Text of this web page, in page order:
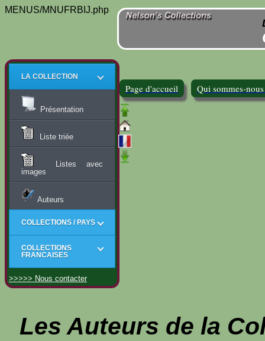
MENUS/MNUFRBIJ.php
LA COLLECTION
Présentation
Liste triée
Listes avec
images
Auteurs
COLLECTIONS / PAYS
COLLECTIONS
FRANCAISES
>>>>> Nous contacter
Les Auteurs de la
Page d'accueil Qui sommes-